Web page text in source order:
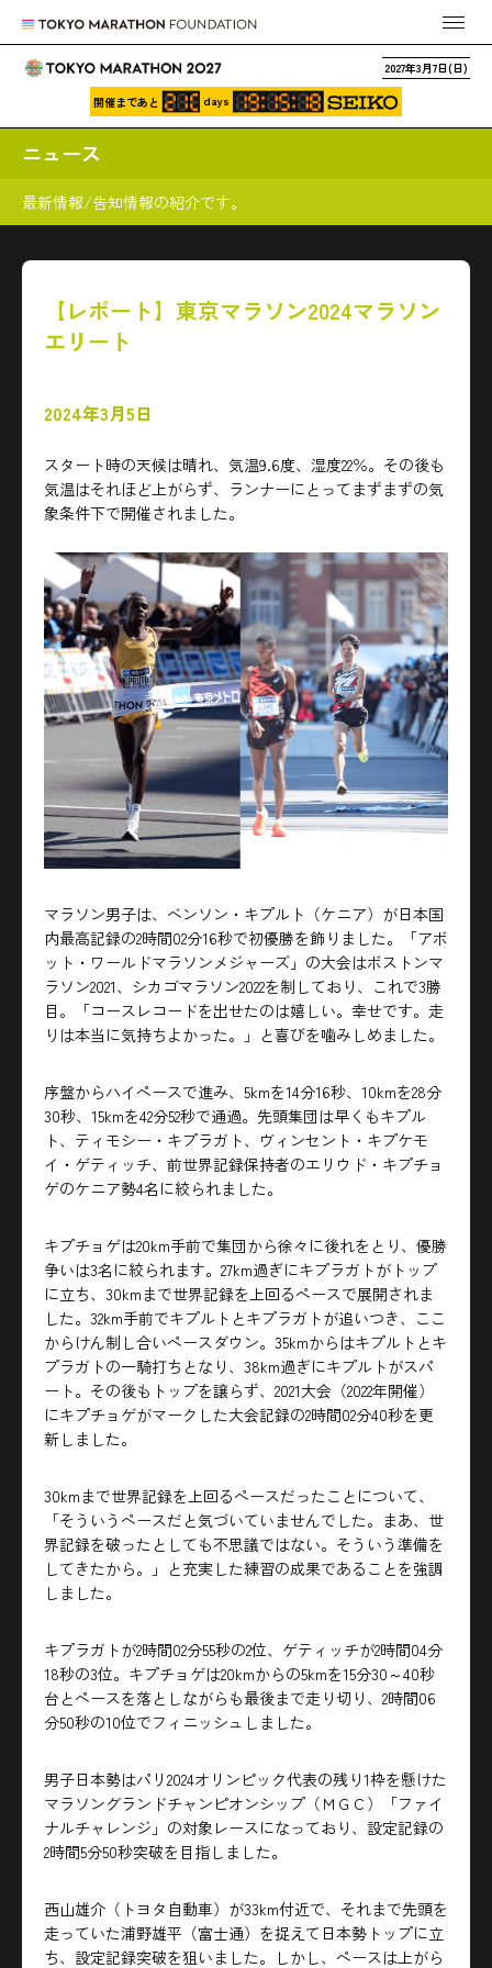
2027年3月7日(日)
開催まであと days
ニュース
最新情報/告知情報の紹介です。
【レポート】東京マラソン2024マラソン
エリート
2024年3月5日
スタート時の天候は晴れ、気温9.6度、湿度22％。その後も
気温はそれほど上がらず、ランナーにとってまずまずの気
象条件下で開催されました。
マラソン男子は、ベンソン・キプルト（ケニア）が日本国
内最高記録の2時間02分16秒で初優勝を飾りました。「アボ
ット・ワールドマラソンメジャーズ」の大会はボストンマ
ラソン2021、シカゴマラソン2022を制しており、これで3勝
目。「コースレコードを出せたのは嬉しい。幸せです。走
りは本当に気持ちよかった。」と喜びを噛みしめました。
序盤からハイペースで進み、5kmを14分16秒、10kmを28分
30秒、15kmを42分52秒で通過。先頭集団は早くもキプル
ト、ティモシー・キプラガト、ヴィンセント・キプケモ
イ・ゲティッチ、前世界記録保持者のエリウド・キプチョ
ゲのケニア勢4名に絞られました。
キプチョゲは20km手前で集団から徐々に後れをとり、優勝
争いは3名に絞られます。27km過ぎにキプラガトがトップ
に立ち、30kmまで世界記録を上回るペースで展開されま
した。32km手前でキプルトとキプラガトが追いつき、ここ
からけん制し合いペースダウン。35kmからはキプルトとキ
プラガトの一騎打ちとなり、38km過ぎにキプルトがスパ
ート。その後もトップを譲らず、2021大会（2022年開催）
にキプチョゲがマークした大会記録の2時間02分40秒を更
新しました。
30kmまで世界記録を上回るペースだったことについて、
「そういうペースだと気づいていませんでした。まあ、世
界記録を破ったとしても不思議ではない。そういう準備を
してきたから。」と充実した練習の成果であることを強調
しました。
キプラガトが2時間02分55秒の2位、ゲティッチが2時間04分
18秒の3位。キプチョゲは20kmからの5kmを15分30～40秒
台とペースを落としながらも最後まで走り切り、2時間06
分50秒の10位でフィニッシュしました。
男子日本勢はパリ2024オリンピック代表の残り1枠を懸けた
マラソングランドチャンピオンシップ（ＭＧＣ）「ファイ
ナルチャレンジ」の対象レースになっており、設定記録の
2時間5分50秒突破を目指しました。
西山雄介（トヨタ自動車）が33km付近で、それまで先頭を
走っていた浦野雄平（富士通）を捉えて日本勢トップに立
ち、設定記録突破を狙いました。しかし、ペースは上がら